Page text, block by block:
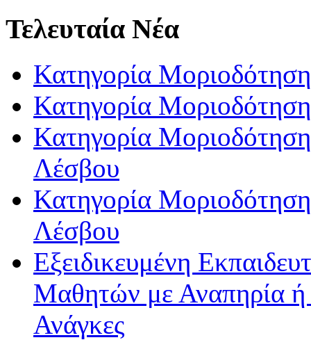
Τελευταία Νέα
Κατηγορία
Κατηγορία
Κατηγορία
Λέσβου
Κατηγορία
Λέσβου
Εξειδικευμένη
Μαθητών με Αναπηρία ή /
Ανάγκες